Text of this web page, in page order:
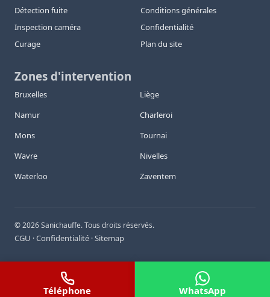
Détection fuite
Inspection caméra
Curage
Conditions générales
Confidentialité
Plan du site
Zones d'intervention
Bruxelles
Liège
Namur
Charleroi
Mons
Tournai
Wavre
Nivelles
Waterloo
Zaventem
©2026Sanichauffe. Tous droits réservés.
CGU ·Confidentialité ·Sitemap